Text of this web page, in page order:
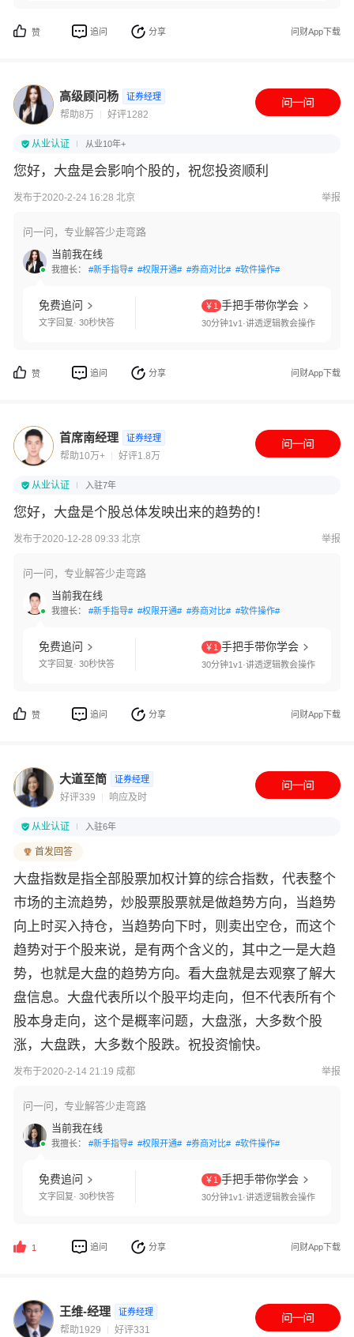
赞 追问 分享 问财App下载
高级顾问杨 证券经理
帮助8万 好评1282
从业认证 从业10年+
您好，大盘是会影响个股的，祝您投资顺利
发布于2020-2-24 16:28 北京 举报
问一问，专业解答少走弯路
当前我在线
我擅长： #新手指导# #权限开通# #券商对比# #软件操作#
免费追问
文字回复· 30秒快答
￥1 手把手带你学会
30分钟1v1·讲透逻辑教会操作
赞 追问 分享 问财App下载
首席南经理 证券经理
帮助10万+ 好评1.8万
从业认证 入驻7年
您好，大盘是个股总体发映出来的趋势的！
发布于2020-12-28 09:33 北京 举报
问一问，专业解答少走弯路
当前我在线
我擅长： #新手指导# #权限开通# #券商对比# #软件操作#
免费追问
文字回复· 30秒快答
￥1 手把手带你学会
30分钟1v1·讲透逻辑教会操作
赞 追问 分享 问财App下载
大道至简 证券经理
好评339 响应及时
从业认证 入驻6年
首发回答
大盘指数是指全部股票加权计算的综合指数，代表整个
市场的主流趋势，炒股票股票就是做趋势方向，当趋势
向上时买入持仓，当趋势向下时，则卖出空仓，而这个
趋势对于个股来说，是有两个含义的，其中之一是大趋
势，也就是大盘的趋势方向。看大盘就是去观察了解大
盘信息。大盘代表所以个股平均走向，但不代表所有个
股本身走向，这个是概率问题，大盘涨，大多数个股
涨，大盘跌，大多数个股跌。祝投资愉快。
发布于2020-2-14 21:19 成都 举报
问一问，专业解答少走弯路
当前我在线
我擅长： #新手指导# #权限开通# #券商对比# #软件操作#
免费追问
文字回复· 30秒快答
￥1 手把手带你学会
30分钟1v1·讲透逻辑教会操作
1 追问 分享 问财App下载
王维-经理 证券经理
帮助1929 好评331